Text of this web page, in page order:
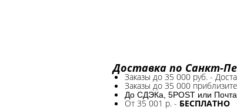
Доставка по Санкт-
Заказы до 35 000 руб. -
Заказы до 35 000
До СДЭКа, 5POST или
От 35 001 р. - БЕСПЛАТНО